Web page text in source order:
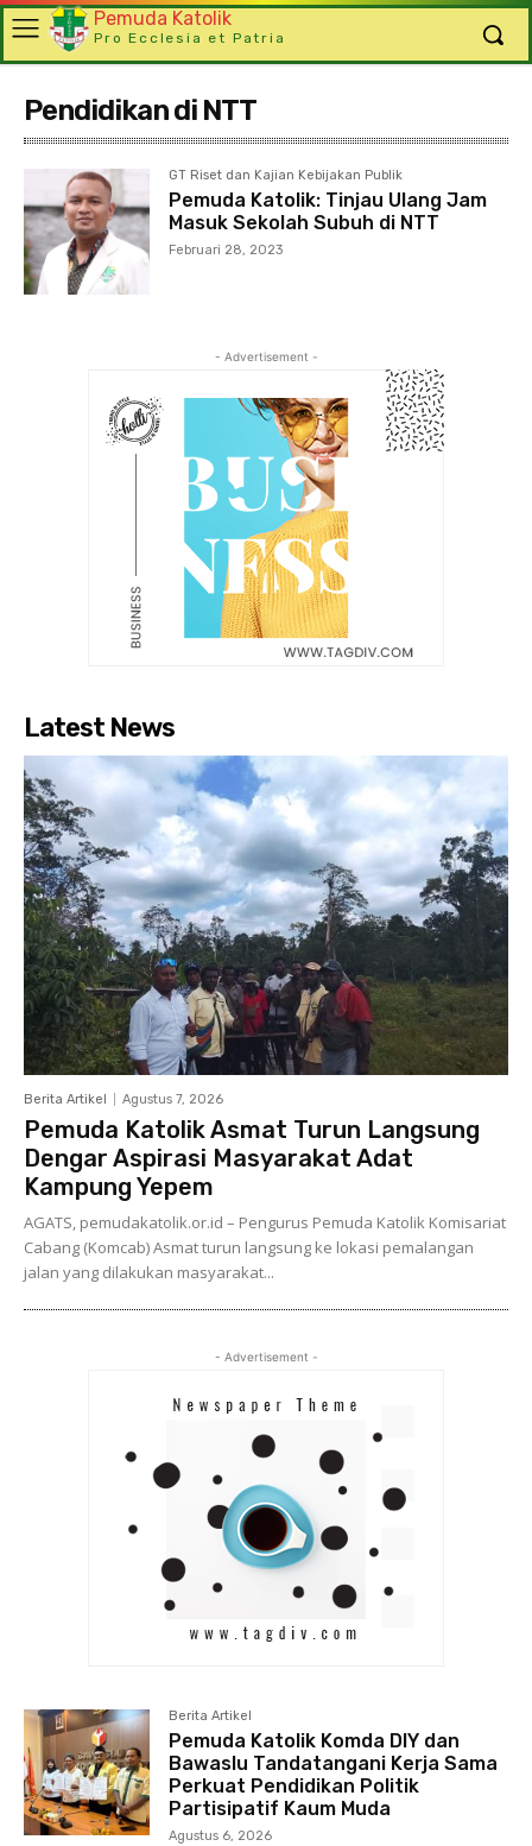
Pemuda Katolik
Pro Ecclesia et Patria
Pendidikan di NTT
GT Riset dan Kajian Kebijakan Publik
Pemuda Katolik: Tinjau Ulang Jam
Masuk Sekolah Subuh di NTT
Februari 28, 2023
- Advertisement -
Latest News
Berita Artikel Agustus 7, 2026
Pemuda Katolik Asmat Turun Langsung
Dengar Aspirasi Masyarakat Adat
Kampung Yepem
AGATS, pemudakatolik.or.id – Pengurus Pemuda Katolik Komisariat
Cabang (Komcab) Asmat turun langsung ke lokasi pemalangan
jalan yang dilakukan masyarakat...
- Advertisement -
Berita Artikel
Pemuda Katolik Komda DIY dan
Bawaslu Tandatangani Kerja Sama
Perkuat Pendidikan Politik
Partisipatif Kaum Muda
Agustus 6, 2026